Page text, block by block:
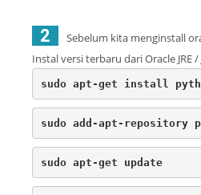
2
Sebelum kita menginstall
Instal versi terbaru dari Oracle JRE
sudo apt-get install
sudo add-apt-repository
sudo apt-get update